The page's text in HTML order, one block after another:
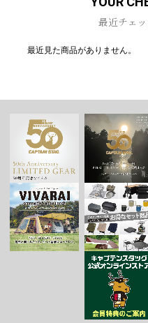
最近チェ
最近見た商品がありません。